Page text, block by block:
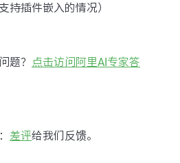
持插件嵌入的情况）
题？
点击访问阿里AI专家答
差评给我们反馈。